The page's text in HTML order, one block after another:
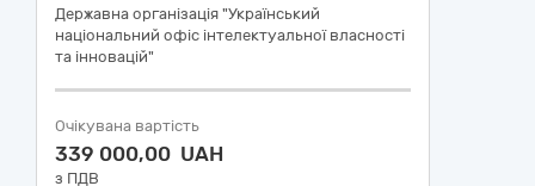
Державна організація "Український
національний офіс інтелектуальної власності
та інновацій"
Очікувана вартість
339 000,00 UAH
з ПДВ